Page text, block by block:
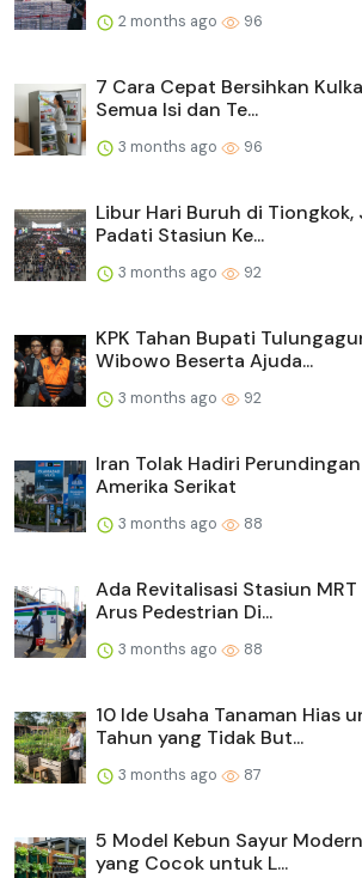
2 months ago 96
7 Cara Cepat Bersihkan
Semua Isi dan Te...
3 months ago 96
Libur Hari Buruh di
Padati Stasiun Ke...
3 months ago 92
KPK Tahan Bupati
Wibowo Beserta Ajuda...
3 months ago 92
Iran Tolak Hadiri
Amerika Serikat
3 months ago 88
Ada Revitalisasi Stasiun MRT
Arus Pedestrian Di...
3 months ago 88
10 Ide Usaha Tanaman Hias
Tahun yang Tidak But...
3 months ago 87
5 Model Kebun Sayur
yang Cocok untuk L...